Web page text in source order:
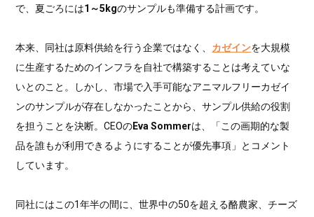
で、夏ごろには1～5kgのサンプルも準備する計画です。
本来、同社は原料供給を行う企業ではなく、 カゼインを大規模
に生産するためのインフラを自社で構築することは考えていな
いとのこと。しかし、市場で入手可能なアニマルフリーカゼイ
ンのサンプルが存在しなかったことから、サンプル供給の役割
を担うことを決断。CEOのEva Sommerは、「この画期的な製
品を誰もが利用できるようにすることが優先事項」とコメント
しています。
同社にはこの1年半の間に、世界中の50を超える酪農家、チーズ